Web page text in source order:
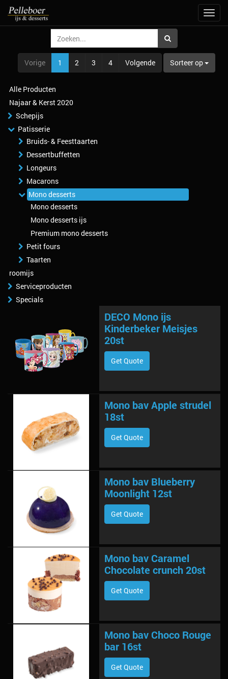
aan/
Vorige 1 2 3 4 Volgende Sorteer op
Alle Producten
Najaar & Kerst 2020
Schepijs
Patisserie
Bruids- & Feesttaarten
Dessertbuffetten
Longeurs
Macarons
Mono desserts
Mono desserts
Mono desserts ijs
Premium mono desserts
Petit fours
Taarten
roomijs
Serviceproducten
Specials
DECO Mono ijs
Kinderbeker Meisjes
20st
Get Quote
Mono bav Apple strudel
18st
Get Quote
Mono bav Blueberry
Moonlight 12st
Get Quote
Mono bav Caramel
Chocolate crunch 20st
Get Quote
Mono bav Choco Rouge
bar 16st
Get Quote